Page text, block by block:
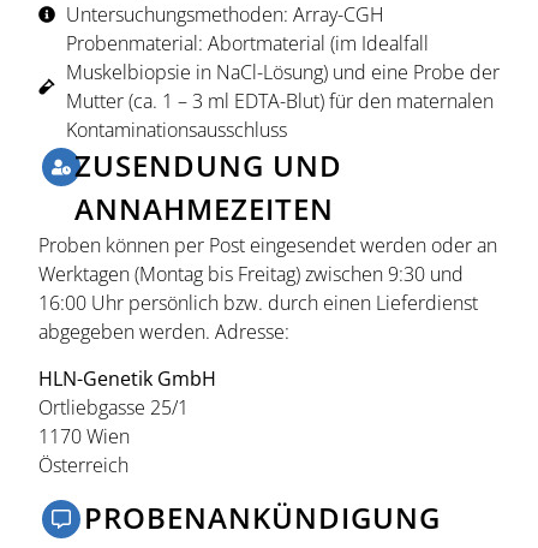
Untersuchungsmethoden: Array-CGH
Probenmaterial: Abortmaterial (im Idealfall
Muskelbiopsie in NaCl-Lösung) und eine Probe der
Mutter (ca. 1 – 3 ml EDTA-Blut) für den maternalen
Kontaminationsausschluss
ZUSENDUNG UND
ANNAHMEZEITEN
Proben können per Post eingesendet werden oder an
Werktagen (Montag bis Freitag) zwischen 9:30 und
16:00 Uhr persönlich bzw. durch einen Lieferdienst
abgegeben werden. Adresse:
HLN-Genetik GmbH
Ortliebgasse 25/1
1170 Wien
Österreich
PROBENANKÜNDIGUNG